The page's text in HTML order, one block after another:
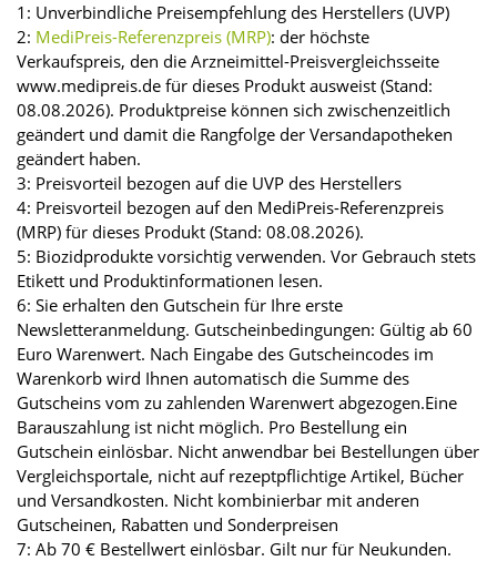
1: Unverbindliche Preisempfehlung des Herstellers (UVP)
2: MediPreis-Referenzpreis (MRP): der höchste
Verkaufspreis, den die Arzneimittel-Preisvergleichsseite
www.medipreis.de für dieses Produkt ausweist (Stand:
08.08.2026). Produktpreise können sich zwischenzeitlich
geändert und damit die Rangfolge der Versandapotheken
geändert haben.
3: Preisvorteil bezogen auf die UVP des Herstellers
4: Preisvorteil bezogen auf den MediPreis-Referenzpreis
(MRP) für dieses Produkt (Stand: 08.08.2026).
5: Biozidprodukte vorsichtig verwenden. Vor Gebrauch stets
Etikett und Produktinformationen lesen.
6: Sie erhalten den Gutschein für Ihre erste
Newsletteranmeldung. Gutscheinbedingungen: Gültig ab 60
Euro Warenwert. Nach Eingabe des Gutscheincodes im
Warenkorb wird Ihnen automatisch die Summe des
Gutscheins vom zu zahlenden Warenwert abgezogen.Eine
Barauszahlung ist nicht möglich. Pro Bestellung ein
Gutschein einlösbar. Nicht anwendbar bei Bestellungen über
Vergleichsportale, nicht auf rezeptpflichtige Artikel, Bücher
und Versandkosten. Nicht kombinierbar mit anderen
Gutscheinen, Rabatten und Sonderpreisen
7: Ab 70 € Bestellwert einlösbar. Gilt nur für Neukunden.